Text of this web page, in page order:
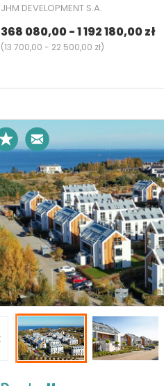
JHM DEVELOPMENT S.A.
368 080,00 - 1 192 180,00 zł
(13 700,00 - 22 500,00 zł)